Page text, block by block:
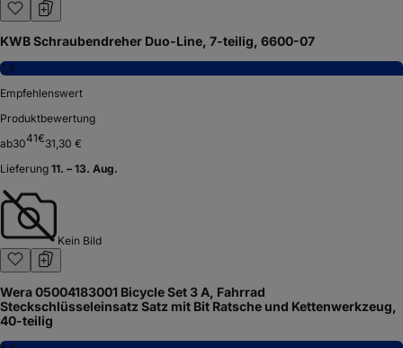
KWB Schraubendreher Duo-Line, 7-teilig, 6600-07
7,4
Empfehlenswert
Produktbewertung
ab3041€31,30 €
Lieferung 11. – 13. Aug.
Kein Bild
Wera 05004183001 Bicycle Set 3 A, Fahrrad
Steckschlüsseleinsatz Satz mit Bit Ratsche und Kettenwerkzeug,
40-teilig